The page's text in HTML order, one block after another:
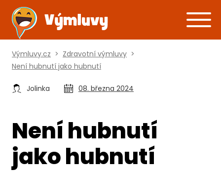
Výmluvy.cz > Zdravotní výmluvy >
Není hubnutí jako hubnutí
Jolinka 08. března 2024
Není hubnutí
jako hubnutí